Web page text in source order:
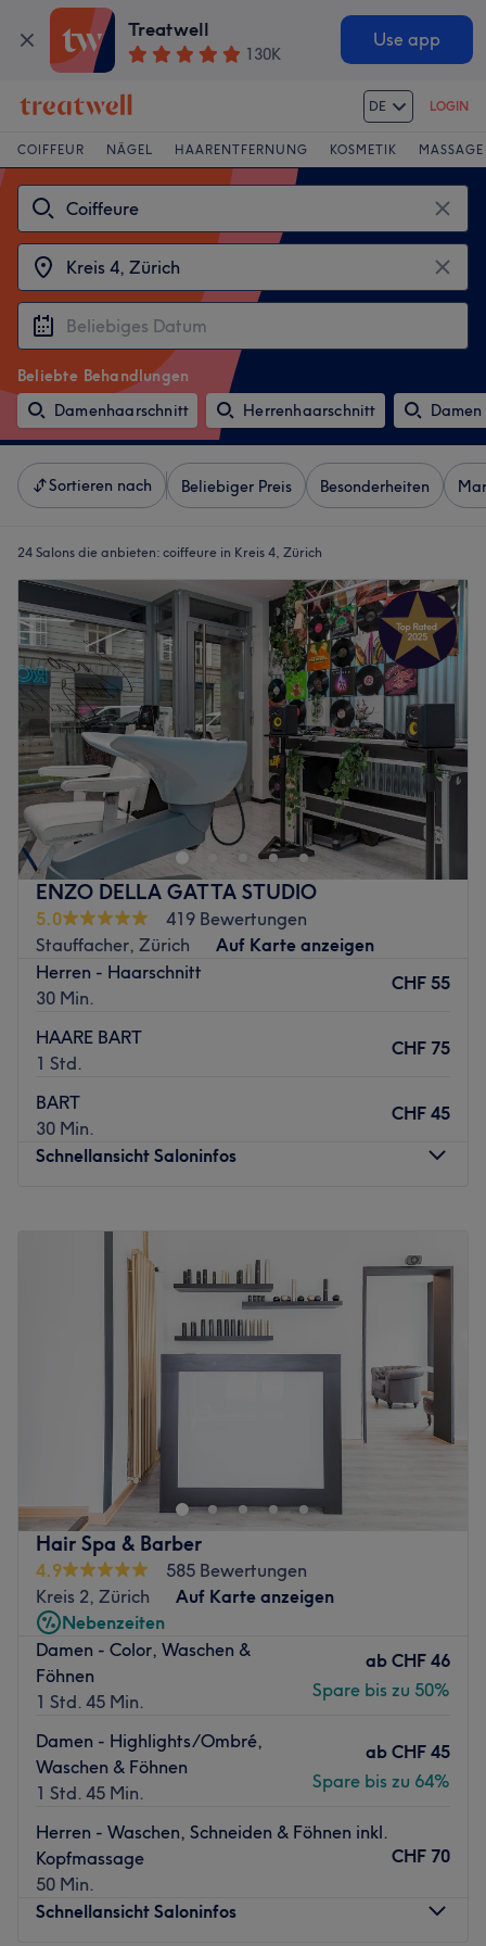
Treatwell
130K
Use app
DE LOGIN
COIFFEUR NÄGEL HAARENTFERNUNG KOSMETIK MASSAGE
Beliebte Behandlungen
Damenhaarschnitt
Herrenhaarschnitt
Sortieren nach Beliebiger Preis Besonderheiten
24 Salons die anbieten: coiffeure in Kreis 4, Zürich
ENZO DELLA GATTA STUDIO
5.0
419 Bewertungen
Stauffacher, Zürich
Auf Karte anzeigen
Herren - Haarschnitt
30 Min.
CHF 55
HAARE BART
1 Std.
CHF 75
BART
30 Min.
CHF 45
Schnellansicht Saloninfos
10:00–19:00
10:00
Geschlossen
Im Room 24 in Zürich, Kreis 4, findest du alles, was der
moderne Mann braucht! Egal ob Haarschnitt oder
Bartstyling, das Team berät dich professionell und
individuell, um gemeinsam mit dir das perfekte Ergebnis
zu kreieren — mit live DJ!
Nächste öffentliche Verkehrsmittel:
Die Straßenbahn- und Bushaltestelle Stauffacher ist nur
wenige Gehminuten entfernt.
Das Team:
Inhaber Vincenzo und sein Team lieben ihren Job und
Geschäft nach deinem Besuch glücklich verlässt. Es wird
Deutsch, Englisch und Italienisch gesprochen.
Atmosphäre: Modern, cool, hip.
Expertise: Barberservices.
Extras: Live DJ, kostenloses WLAN und Getränke.
Zurück zur Salonansicht
Hair Spa & Barber
4.9
585 Bewertungen
Kreis 2, Zürich
Auf Karte anzeigen
Nebenzeiten
Damen - Color, Waschen &
Föhnen
1 Std. 45 Min.
ab CHF 46
Spare bis zu 50%
Damen - Highlights/Ombré,
Waschen & Föhnen
1 Std. 45 Min.
ab CHF 45
Spare bis zu 64%
Herren - Waschen, Schneiden & Föhnen inkl.
Kopfmassage
50 Min.
CHF 70
Schnellansicht Saloninfos